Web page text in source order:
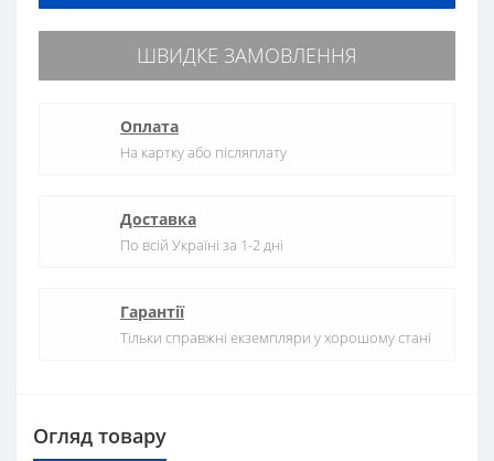
ШВИДКЕ ЗАМОВЛЕННЯ
Оплата
На картку або післяплату
Доставка
По всій Україні за 1-2 дні
Гарантії
Тільки справжні екземпляри у хорошому стані
Огляд товару